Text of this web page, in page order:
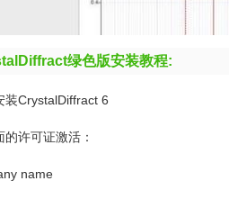
绿色版安装教程:
装CrystalDiffract 6
的许可证激活：
name